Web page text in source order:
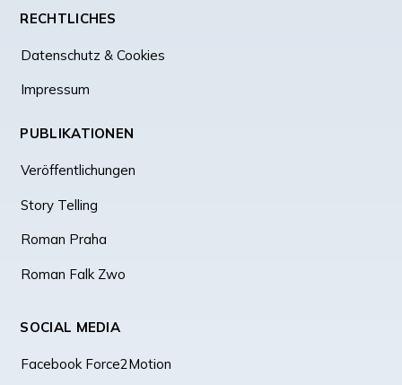
RECHTLICHES
Datenschutz & Cookies
Impressum
PUBLIKATIONEN
Veröffentlichungen
Story Telling
Roman Praha
Roman Falk Zwo
SOCIAL MEDIA
Facebook Force2Motion